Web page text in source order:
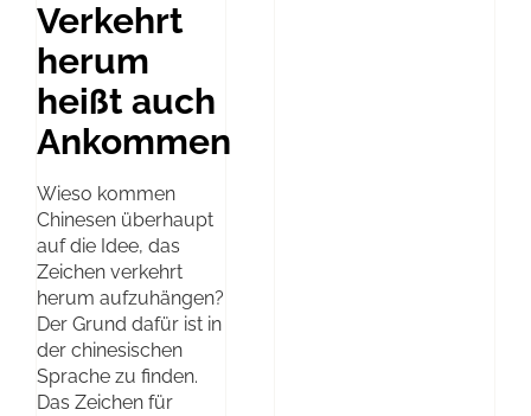
Verkehrt
herum
heißt auch
Ankommen
Wieso kommen
Chinesen überhaupt
auf die Idee, das
Zeichen verkehrt
herum aufzuhängen?
Der Grund dafür ist in
der chinesischen
Sprache zu finden.
Das Zeichen für